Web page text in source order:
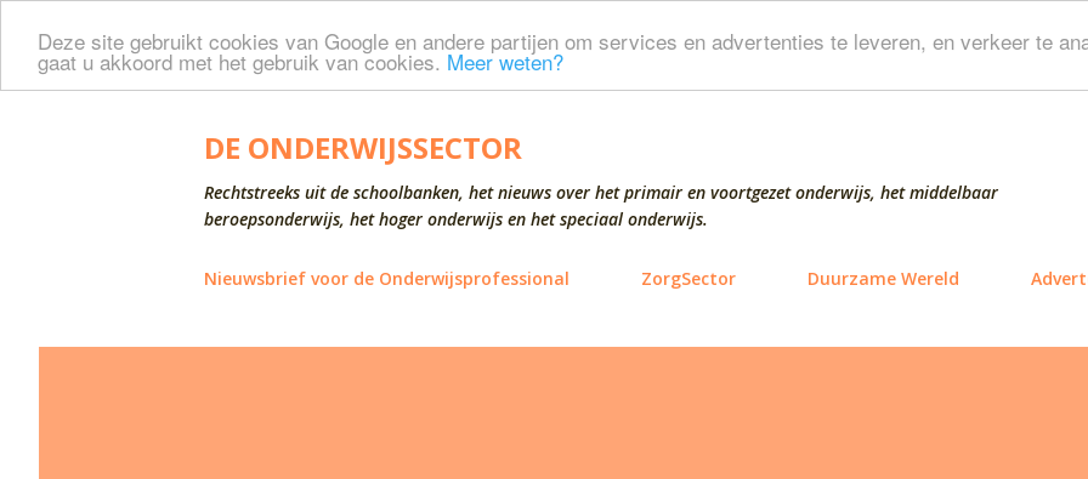
Deze site gebruikt cookies van Google en andere partijen om services en advertenties te leveren, en verkeer te
gaat u akkoord met het gebruik van cookies. Meer weten?
Doorgaan naar hoofdcontent
DE ONDERWIJSSECTOR
Rechtstreeks uit de schoolbanken, het nieuws over het primair en voortgezet onderwijs, het middelbaar
beroepsonderwijs, het hoger onderwijs en het speciaal onderwijs.
Nieuwsbrief voor de Onderwijsprofessional ZorgSector Duurzame Wereld